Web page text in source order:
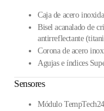
Caja de acero
Bisel acanalado de
antirreflectante
Corona de acero
Agujas e índices
Sensores
Módulo